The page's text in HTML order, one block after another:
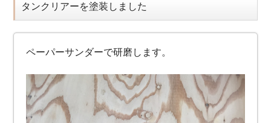
タンクリアーを塗装しました
ペーパーサンダーで研磨します。